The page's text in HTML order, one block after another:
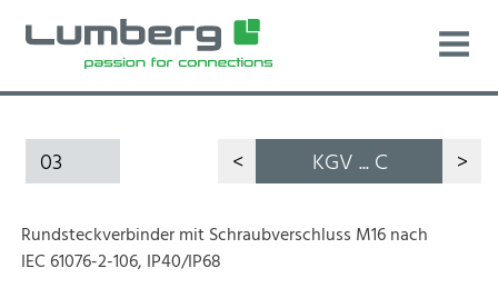
03 < KGV ... C >
Rundsteckverbinder mit Schraubverschluss M16 nach
IEC 61076-2-106, IP40/IP68